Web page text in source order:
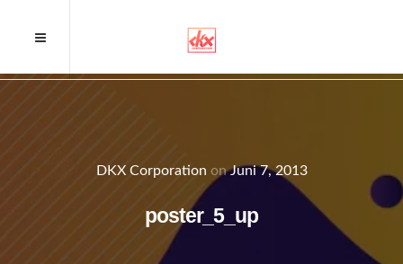
DKX Corporation onJuni 7, 2013
poster_5_up